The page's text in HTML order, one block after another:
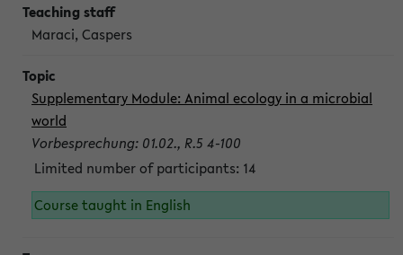
Maraci, Caspers
Supplementary Module: Animal ecology in a microbial
world
Vorbesprechung: 01.02., R.5 4-100
Limited number of participants: 14
Course taught in English